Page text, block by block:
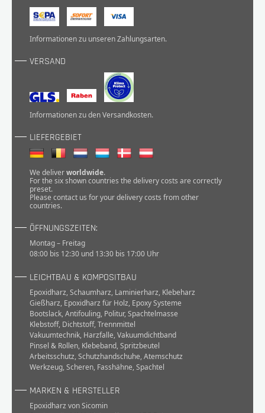
Informationen zu unserenZahlungsarten.
VERSAND
Informationen zu denVersandkosten.
LIEFERGEBIET
We deliverworldwide.
For the six shown countries the delivery costs are correctly
preset.
Please contact us for your delivery costs from other
countries.
ÖFFNUNGSZEITEN:
Montag – Freitag
08:00 bis 12:30 und 13:30 bis 17:00 Uhr
LEICHTBAU & KOMPOSITBAU
Epoxidharz, Schaumharz, Laminierharz, Klebeharz
Gießharz, Epoxidharz für Holz, Epoxy Systeme
Bootslack, Antifouling, Politur, Spachtelmasse
Klebstoff, Dichtstoff, Trennmittel
Vakuumtechnik, Harzfalle, Vakuumdichtband
Pinsel & Rollen, Klebeband, Spritzbeutel
Arbeitsschutz, Schutzhandschuhe, Atemschutz
Werkzeug, Scheren, Fasshähne, Spachtel
MARKEN & HERSTELLER
Epoxidharz von Sicomin